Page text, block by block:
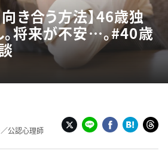
向き合う方法】46歳独
。将来が不安…。#40歳
公認心理師